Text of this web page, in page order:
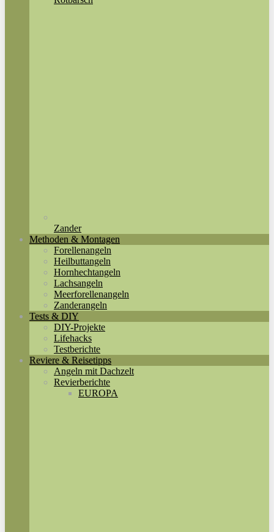
Zander
Methoden & Montagen
Forellenangeln
Heilbuttangeln
Hornhechtangeln
Lachsangeln
Meerforellenangeln
Zanderangeln
Tests & DIY
DIY-Projekte
Lifehacks
Testberichte
Reviere & Reisetipps
Angeln mit Dachzelt
Revierberichte
EUROPA